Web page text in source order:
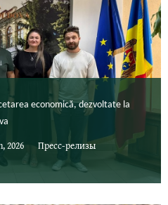
economică, dezvoltate la
2026 Пресс-релизы